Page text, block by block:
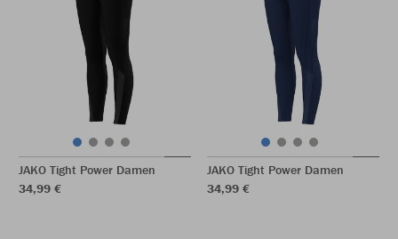
JAKO Tight Power Damen
34,99 €
JAKO Tight Power Damen
34,99 €